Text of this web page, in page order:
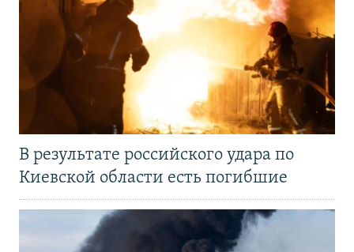
В результате российского удара по
Киевской области есть погибшие